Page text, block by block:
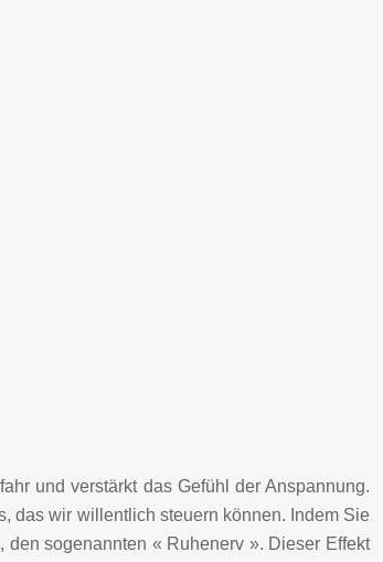
und verstärkt das Gefühl der Anspannung.
das wir willentlich steuern können. Indem Sie
sogenannten « Ruhenerv ». Dieser Effekt